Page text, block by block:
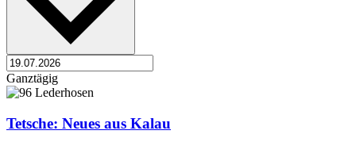
Ganztägig
Tetsche: Neues aus Kalau